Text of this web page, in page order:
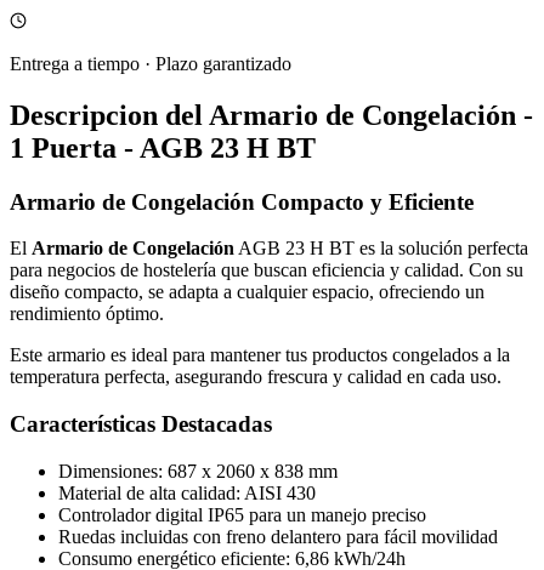
Entrega a tiempo · Plazo garantizado
Descripcion del Armario de Congelación -
1 Puerta - AGB 23 H BT
Armario de Congelación Compacto y Eficiente
El Armario de CongelaciónAGB 23 H BT es la solución perfecta
para negocios de hostelería que buscan eficiencia y calidad. Con su
diseño compacto, se adapta a cualquier espacio, ofreciendo un
rendimiento óptimo.
Este armario es ideal para mantener tus productos congelados a la
temperatura perfecta, asegurando frescura y calidad en cada uso.
Características Destacadas
Dimensiones: 687 x 2060 x 838 mm
Material de alta calidad: AISI 430
Controlador digital IP65 para un manejo preciso
Ruedas incluidas con freno delantero para fácil movilidad
Consumo energético eficiente: 6,86 kWh/24h